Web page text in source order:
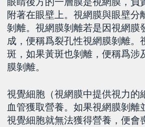
附著在眼壁上。視網膜與眼壁分
剝離。視網膜剝離若是因視網膜
成，便稱爲裂孔性視網膜剝離。
斑，如果黃斑也剝離，便稱爲涉
膜剝離。
視覺細胞（視網膜中提供視力的
血管獲取營養。如果視網膜剝離
視覺細胞就無法獲得營養，便會